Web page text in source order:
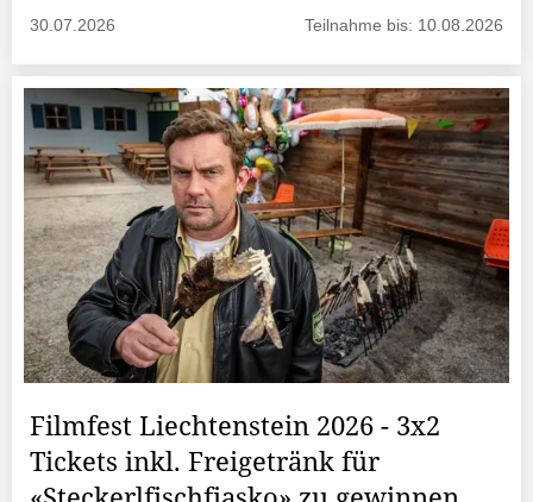
30.07.2026 Teilnahme bis: 10.08.2026
Filmfest Liechtenstein 2026 - 3x2
Tickets inkl. Freigetränk für